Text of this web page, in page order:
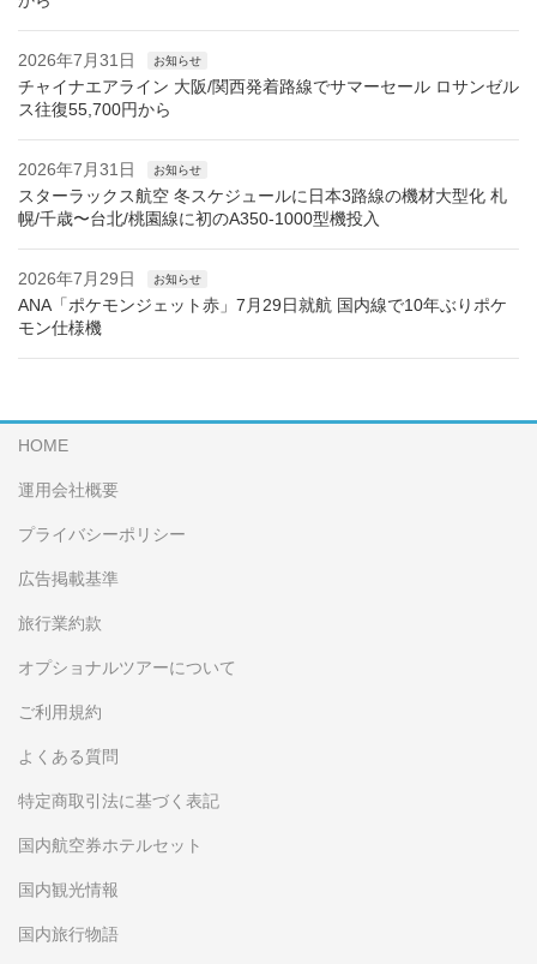
2026年7月31日 お知らせ
チャイナエアライン 大阪/関西発着路線でサマーセール ロサンゼル
ス往復55,700円から
2026年7月31日 お知らせ
スターラックス航空 冬スケジュールに日本3路線の機材大型化 札
幌/千歳〜台北/桃園線に初のA350-1000型機投入
2026年7月29日 お知らせ
ANA「ポケモンジェット赤」7月29日就航 国内線で10年ぶりポケ
モン仕様機
HOME
運用会社概要
プライバシーポリシー
広告掲載基準
旅行業約款
オプショナルツアーについて
ご利用規約
よくある質問
特定商取引法に基づく表記
国内航空券ホテルセット
国内観光情報
国内旅行物語